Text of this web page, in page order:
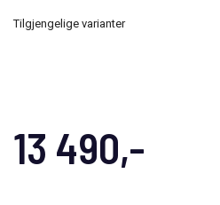
13 490,-
Tilgjengelige varianter